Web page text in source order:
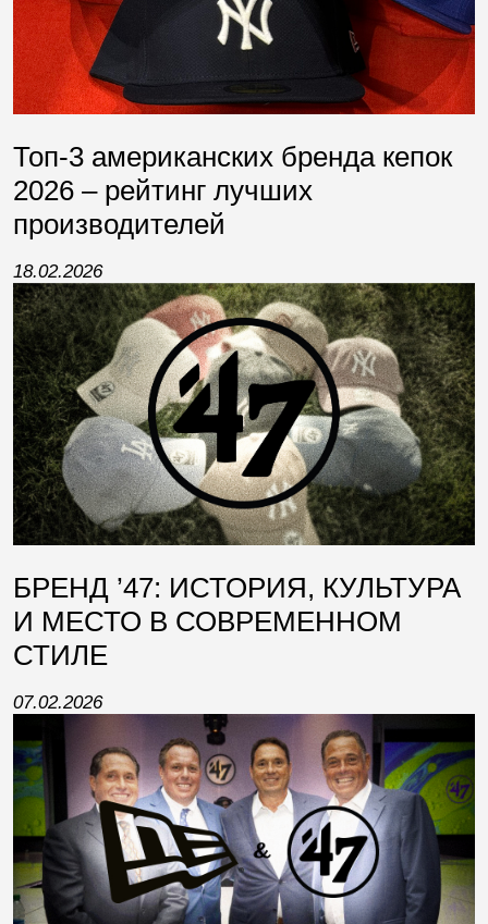
Топ-3 американских бренда кепок
2026 – рейтинг лучших
производителей
18.02.2026
БРЕНД ’47: ИСТОРИЯ, КУЛЬТУРА
И МЕСТО В СОВРЕМЕННОМ
СТИЛЕ
07.02.2026